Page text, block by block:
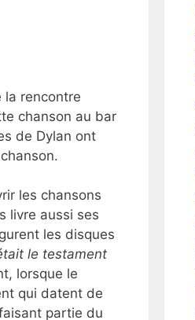
rencontre
chanson au bar
de Dylan ont
les chansons
livre aussi ses
les disques
le testament
lorsque le
qui datent de
partie du